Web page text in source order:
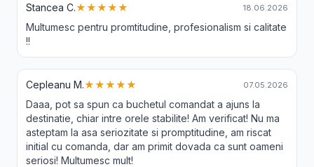
Stancea C.★★★★★ 18.06.2026
Multumesc pentru promtitudine, profesionalism si calitate
!!
Cepleanu M.★★★★★ 07.05.2026
Daaa, pot sa spun ca buchetul comandat a ajuns la
destinatie, chiar intre orele stabilite! Am verificat! Nu ma
asteptam la asa seriozitate si promptitudine, am riscat
initial cu comanda, dar am primit dovada ca sunt oameni
seriosi! Multumesc mult!